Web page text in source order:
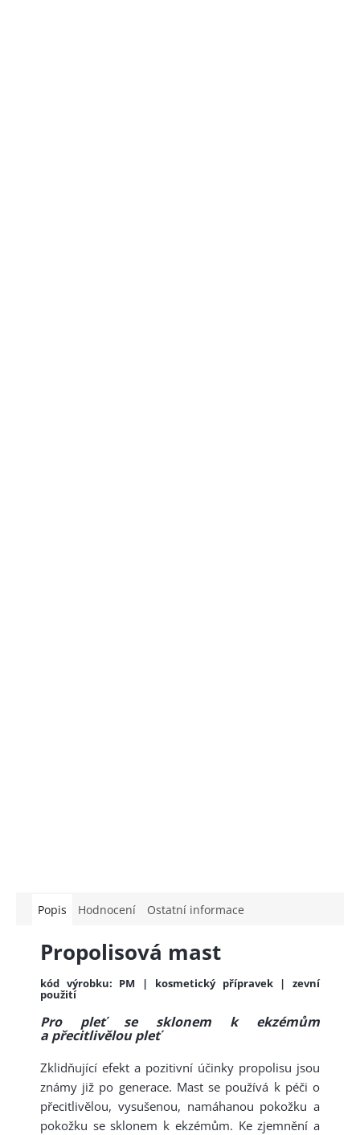
Popis Hodnocení Ostatní informace
Propolisová mast
kód výrobku: PM | kosmetický přípravek | zevní
použití
Pro pleť se sklonem k ekzémům
a přecitlivělou pleť
Zklidňující efekt a pozitivní účinky propolisu jsou
známy již po generace. Mast se používá k péči o
přecitlivělou, vysušenou, namáhanou pokožku a
pokožku se sklonem k ekzémům. Ke zjemnění a